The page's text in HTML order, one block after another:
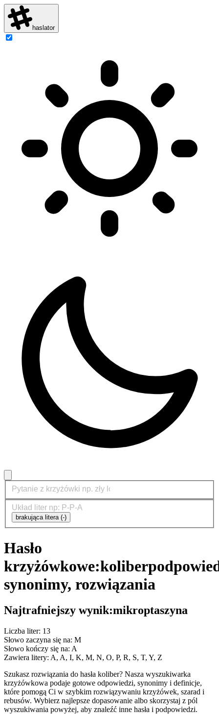
haslator
brakująca litera (-)
Hasło
krzyżówkowe:koliber
synonimy, rozwiązania
Najtrafniejszy wynik:mikroptaszyna
Liczba liter: 13
Słowo zaczyna się na: M
Słowo kończy się na: A
Zawiera litery: A, A, I, K, M, N, O, P, R, S, T, Y, Z
Szukasz rozwiązania do hasła koliber? Nasza wyszukiwarka
krzyżówkowa podaje gotowe odpowiedzi, synonimy i definicje,
które pomogą Ci w szybkim rozwiązywaniu krzyżówek, szarad i
rebusów. Wybierz najlepsze dopasowanie albo skorzystaj z pól
wyszukiwania powyżej, aby znaleźć inne hasła i podpowiedzi.